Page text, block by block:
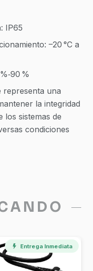
IP65
–20 °C a
%
representa una
la integridad
los sistemas de
condiciones
Entrega Inmediata